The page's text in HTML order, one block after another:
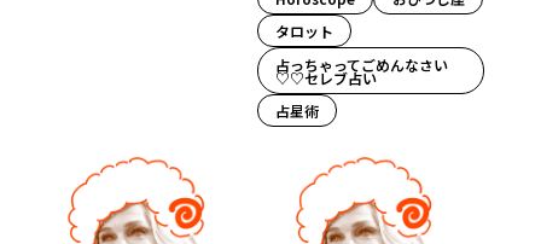
タロット
占っちゃってごめんなさい
♡♡セレブ占い
占星術